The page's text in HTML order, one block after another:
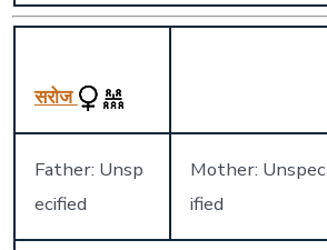
सरोज
Father: Unsp
ecified
Mother: Unspec
ified